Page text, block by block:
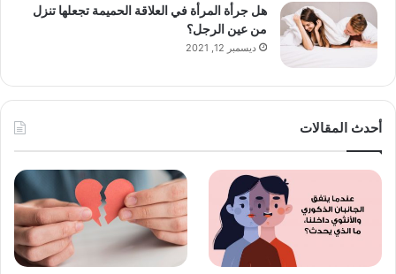
هل جرأة المرأة في العلاقة الحميمة تجعلها تنزل
من عين الرجل؟
ديسمبر 12, 2021
أحدث المقالات